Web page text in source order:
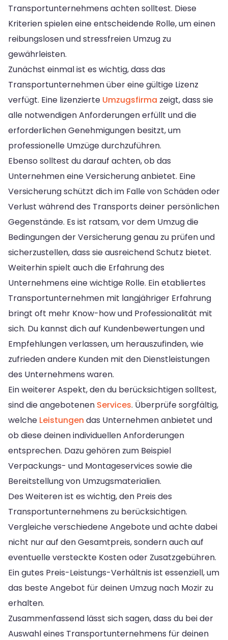
Transportunternehmens achten solltest. Diese
Kriterien spielen eine entscheidende Rolle, um einen
reibungslosen und stressfreien Umzug zu
gewährleisten.
Zunächst einmal ist es wichtig, dass das
Transportunternehmen über eine gültige Lizenz
verfügt. Eine lizenzierte Umzugsfirma zeigt, dass sie
alle notwendigen Anforderungen erfüllt und die
erforderlichen Genehmigungen besitzt, um
professionelle Umzüge durchzuführen.
Ebenso solltest du darauf achten, ob das
Unternehmen eine Versicherung anbietet. Eine
Versicherung schützt dich im Falle von Schäden oder
Verlust während des Transports deiner persönlichen
Gegenstände. Es ist ratsam, vor dem Umzug die
Bedingungen der Versicherung genau zu prüfen und
sicherzustellen, dass sie ausreichend Schutz bietet.
Weiterhin spielt auch die Erfahrung des
Unternehmens eine wichtige Rolle. Ein etabliertes
Transportunternehmen mit langjähriger Erfahrung
bringt oft mehr Know-how und Professionalität mit
sich. Du kannst dich auf Kundenbewertungen und
Empfehlungen verlassen, um herauszufinden, wie
zufrieden andere Kunden mit den Dienstleistungen
des Unternehmens waren.
Ein weiterer Aspekt, den du berücksichtigen solltest,
sind die angebotenen Services. Überprüfe sorgfältig,
welche Leistungen das Unternehmen anbietet und
ob diese deinen individuellen Anforderungen
entsprechen. Dazu gehören zum Beispiel
Verpackungs- und Montageservices sowie die
Bereitstellung von Umzugsmaterialien.
Des Weiteren ist es wichtig, den Preis des
Transportunternehmens zu berücksichtigen.
Vergleiche verschiedene Angebote und achte dabei
nicht nur auf den Gesamtpreis, sondern auch auf
eventuelle versteckte Kosten oder Zusatzgebühren.
Ein gutes Preis-Leistungs-Verhältnis ist essenziell, um
das beste Angebot für deinen Umzug nach Mozir zu
erhalten.
Zusammenfassend lässt sich sagen, dass du bei der
Auswahl eines Transportunternehmens für deinen